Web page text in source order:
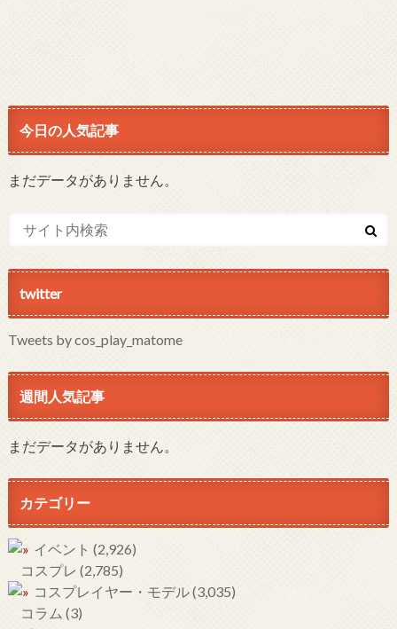
今日の人気記事
まだデータがありません。
twitter
Tweets by cos_play_matome
週間人気記事
まだデータがありません。
カテゴリー
イベント (2,926)
コスプレ (2,785)
コスプレイヤー・モデル(3,035)
コラム (3)